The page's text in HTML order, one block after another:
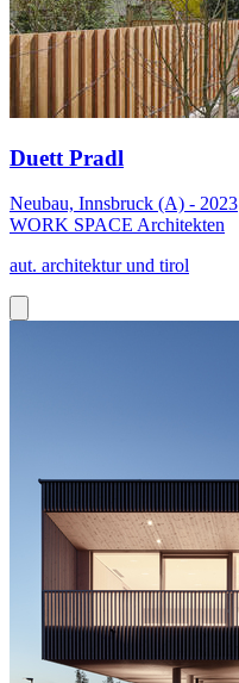
Duett Pradl
Neubau, Innsbruck (A) - 2023
WORK SPACE Architekten
aut. architektur und tirol